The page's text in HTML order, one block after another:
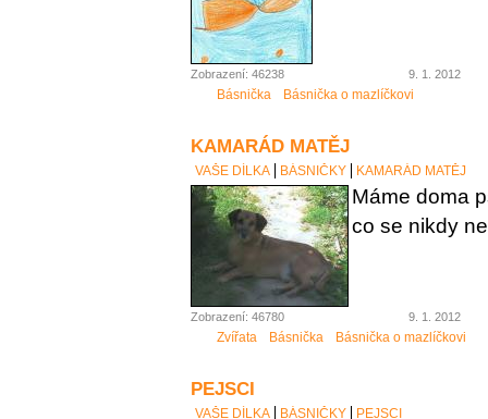
Zobrazení: 46238 9. 1. 2012
Básnička Básnička o mazlíčkovi
KAMARÁD MATĚJ
VAŠE DÍLKA BÁSNIČKY KAMARÁD MATĚJ
Máme doma
co se nikdy
Zobrazení: 46780 9. 1. 2012
Zvířata Básnička Básnička o mazlíčkovi
PEJSCI
VAŠE DÍLKA BÁSNIČKY PEJSCI